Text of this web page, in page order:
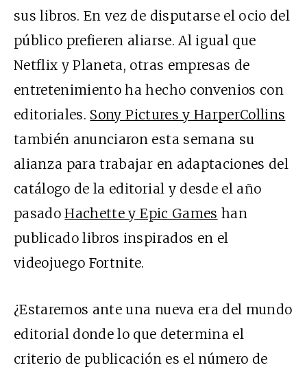
sus libros. En vez de disputarse el ocio del
público prefieren aliarse. Al igual que
Netflix y Planeta, otras empresas de
entretenimiento ha hecho convenios con
editoriales. Sony Pictures y HarperCollins
también anunciaron esta semana su
alianza para trabajar en adaptaciones del
catálogo de la editorial y desde el año
pasadoHachette y Epic Games han
publicado libros inspirados en el
videojuego Fortnite.
¿Estaremos ante una nueva era del mundo
editorial donde lo que determina el
criterio de publicación es el número de